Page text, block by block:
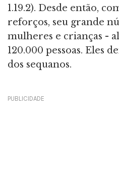
1.19.2). Desde então,
reforços, seu grande
mulheres e crianças -
120.000 pessoas. Eles
dos sequanos.
PUBLICIDADE